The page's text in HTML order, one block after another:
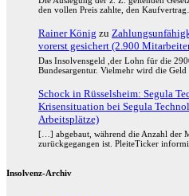
den vollen Preis zahlte, den
Rainer König zu
vorerst gesichert (2.900
Das Insolvensgeld ,der Lohn für die
Bundesargentur. Vielmehr wird die
Schock in Rüsselsheim: Segula
Krisensituation bei Segula
Arbeitsplätze)
[…] abgebaut, während die Anzahl der
zurückgegangen ist. PleiteTicker
Insolvenz-Archiv